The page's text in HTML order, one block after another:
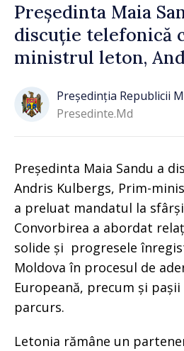
Președinta Maia
discuție telefonică
ministrul leton,
Președinția Republicii
Presedinte.md
Președinta Maia Sandu a
Andris Kulbergs, Prim-
a preluat mandatul la
Convorbirea a abordat
solide și progresele
Moldova în procesul de
Europeană, precum și
parcurs.
Letonia rămâne un